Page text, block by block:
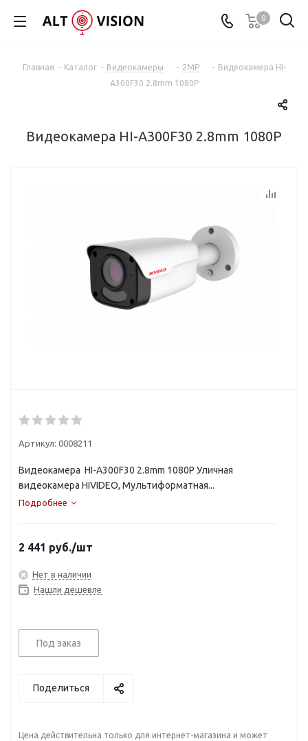
0
Главная - Каталог - Видеокамеры - 2MP - Видеокамера HI-
A300F30 2.8mm 1080P
Видеокамера HI-A300F30 2.8mm 1080P
Артикул: 0008211
Видеокамера HI-A300F30 2.8mm 1080P Уличная
видеокамера HIVIDEO, Мультиформатная...
Подробнее
2 441 руб./шт
Нет в наличии
Нашли дешевле
Под заказ
Поделиться
Цена действительна только для интернет-магазина и может